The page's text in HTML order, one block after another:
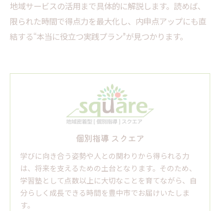
地域サービスの活用まで具体的に解説します。読めば、
限られた時間で得点力を最大化し、内申点アップにも直
結する“本当に役立つ実践プラン”が見つかります。
個別指導 スクエア
学びに向き合う姿勢や人との関わりから得られる力
は、将来を支えるための土台となります。そのため、
学習塾として点数以上に大切なことを育てながら、自
分らしく成長できる時間を豊中市でお届けいたしま
す。